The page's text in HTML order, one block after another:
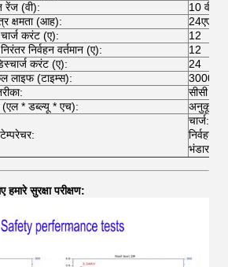
रेंज (वी):
10 वी ~
क्षमता (आह):
24एएच
करंट (ए):
12
निर्वहन वर्तमान (ए):
12
करंट (ए):
24
लाइफ (टाइम्स):
3000 से
सीसी सीवी
* डब्ल्यू * एच):
चार्ज:
भंडारण:
सुरक्षा परीक्षण: